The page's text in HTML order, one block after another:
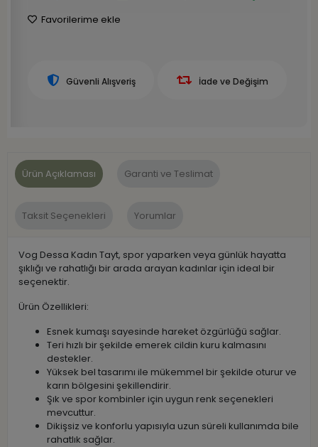
Favorilerime ekle
Güvenli Alışveriş İade ve Değişim
Ürün Açıklaması Garanti ve Teslimat
Taksit Seçenekleri Yorumlar
Vog Dessa Kadın Tayt, spor yaparken veya günlük hayatta
şıklığı ve rahatlığı bir arada arayan kadınlar için ideal bir
seçenektir.
Ürün Özellikleri:
Esnek kumaşı sayesinde hareket özgürlüğü sağlar.
Teri hızlı bir şekilde emerek cildin kuru kalmasını
destekler.
Yüksek bel tasarımı ile mükemmel bir şekilde oturur ve
karın bölgesini şekillendirir.
Şık ve spor kombinler için uygun renk seçenekleri
mevcuttur.
Dikişsiz ve konforlu yapısıyla uzun süreli kullanımda bile
rahatlık sağlar.